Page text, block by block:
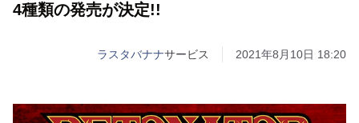
4種類の発売が決定!!
ラスタバナナサービス 2021年8月10日 18:20